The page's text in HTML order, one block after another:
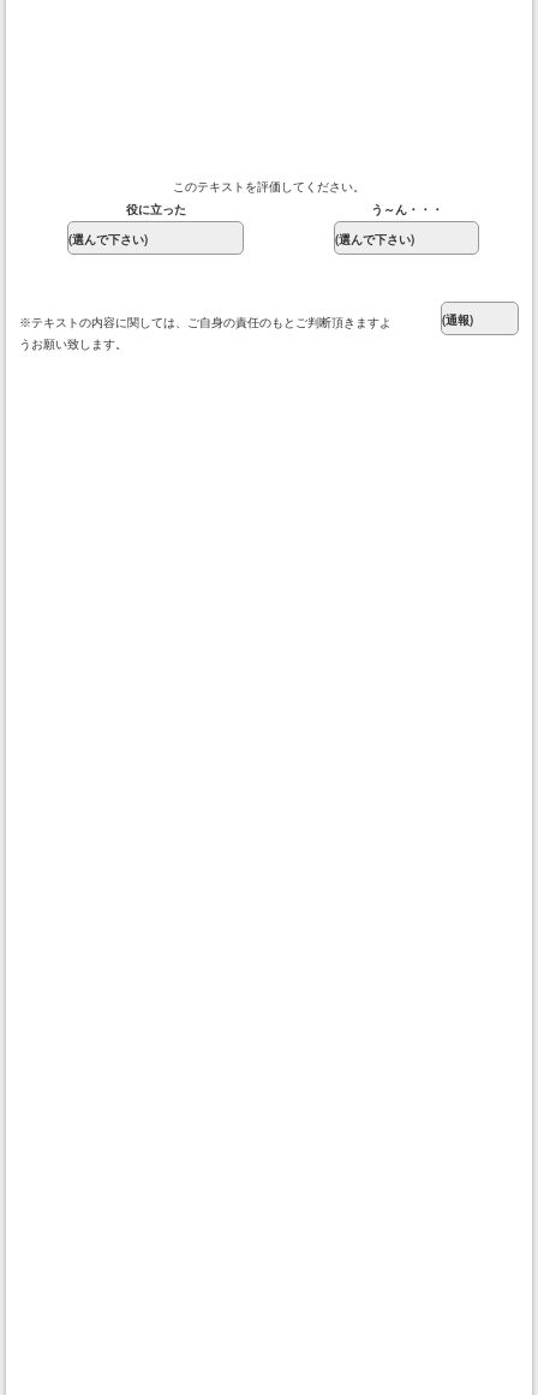
このテキストを評価してください。
役に立った
う～ん・・・
※テキストの内容に関しては、ご自身の責任のもとご判断頂きますよ
うお願い致します。